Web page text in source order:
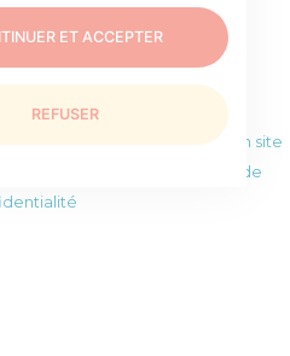
Tous droits réservés.Création site
Politique de
ET ACCEPTER
REFUSER